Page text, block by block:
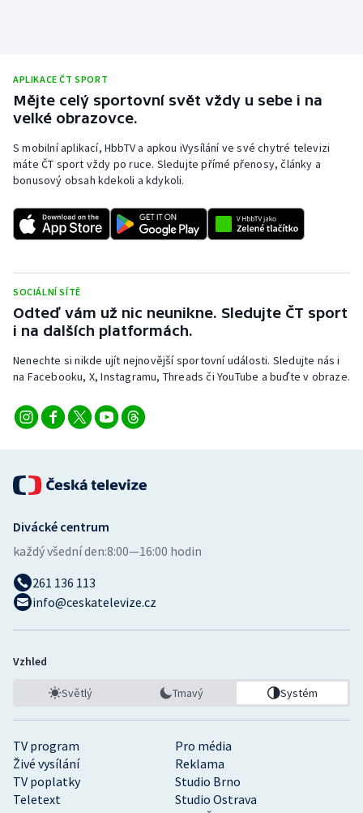
Motorsport
Olympijské hry
Parasport
Plavání
Plážový volejbal
Rychlobruslení
Rychlostní kanoistika
Short track
Sportovní střelba
Triatlon
Vodní slalom
Ostatní
APLIKACE ČT SPORT
Mějte celý sportovní svět vždy u sebe i na
velké obrazovce.
S mobilní aplikací, HbbTV a apkou iVysílání ve své chytré televizi
máte ČT sport vždy po ruce. Sledujte přímé přenosy, články a
bonusový obsah kdekoli a kdykoli.
SOCIÁLNÍ SÍTĚ
Odteď vám už nic neunikne. Sledujte ČT sport
i na dalších platformách.
Nenechte si nikde ujít nejnovější sportovní události. Sledujte nás i
na Facebooku, X, Instagramu, Threads či YouTube a buďte v obraze.
TV program
Pro média
Živé vysílání
Reklama
TV poplatky
Studio Brno
Teletext
Studio Ostrava
Divácké centrum
každý všední den:8:00—16:00 hodin
261 136 113
info@ceskatelevize.cz
Vzhled
Světlý Tmavý Systém